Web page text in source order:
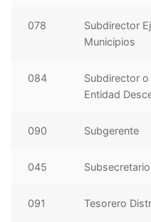
078
Subdirector
Municipios
084
Subdirector o
Entidad
090 Subgerente
045
091 Tesorero